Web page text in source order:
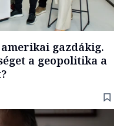
gazdákig.
a geopolitika a